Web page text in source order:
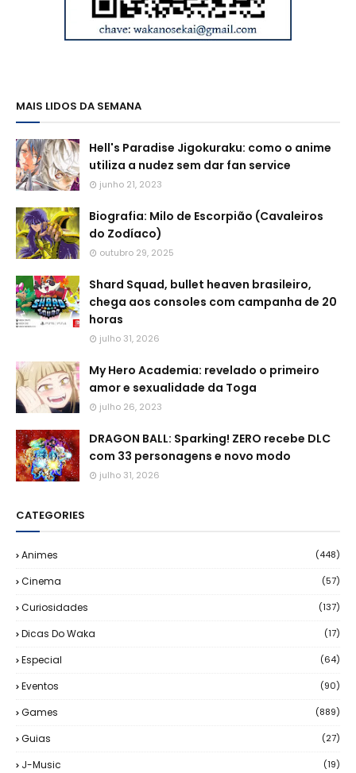
MAIS LIDOS DA SEMANA
Hell's Paradise Jigokuraku: como o anime
utiliza a nudez sem dar fan service
junho 21, 2023
Biografia: Milo de Escorpião (Cavaleiros
do Zodíaco)
outubro 29, 2025
Shard Squad, bullet heaven brasileiro,
chega aos consoles com campanha de 20
horas
julho 31, 2026
My Hero Academia: revelado o primeiro
amor e sexualidade da Toga
julho 26, 2023
DRAGON BALL: Sparking! ZERO recebe DLC
com 33 personagens e novo modo
julho 31, 2026
CATEGORIES
Animes (448)
Cinema (57)
Curiosidades (137)
Dicas Do Waka (17)
Especial (64)
Eventos (90)
Games (889)
Guias (27)
J-Music (19)